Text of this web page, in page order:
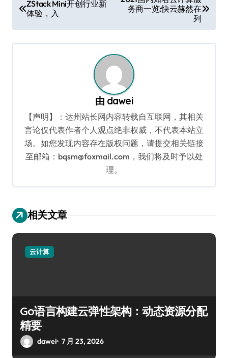
章
导
航
ZStack Mini开创行业新
体验，入
务商一览:快云赫然在
列
由 dawei
【声明】：达州站长网内容转载自互联网，其相关
言论仅代表作者个人观点绝非权威，不代表本站立
场。如您发现内容存在版权问题，请提交相关链接
至邮箱：bqsm@foxmail.com，我们将及时予以处
理。
相关文章
云计算
Go语言构建云弹性架构：动态资源分配
精要
dawei 7 月 23, 2026